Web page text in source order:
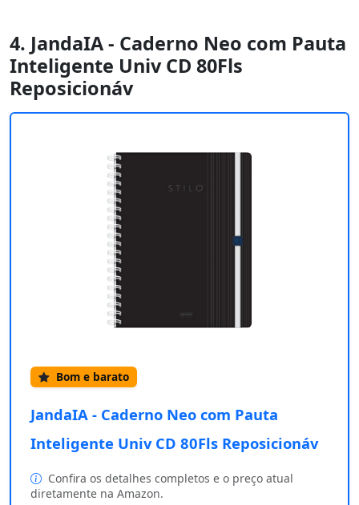
4. JandaIA - Caderno Neo com Pauta
Inteligente Univ CD 80Fls
Reposicionáv
Bom e barato
JandaIA - Caderno Neo com Pauta
Inteligente Univ CD 80Fls Reposicionáv
Confira os detalhes completos e o preço atual
diretamente na Amazon.